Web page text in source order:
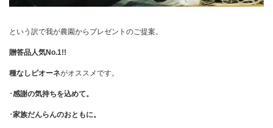
という訳で我が農園からプレゼントのご提案。
贈答品人気No.1!!
種なしピオーネがオススメです。
･感謝の気持ちを込めて。
･家族だんらんのおともに。